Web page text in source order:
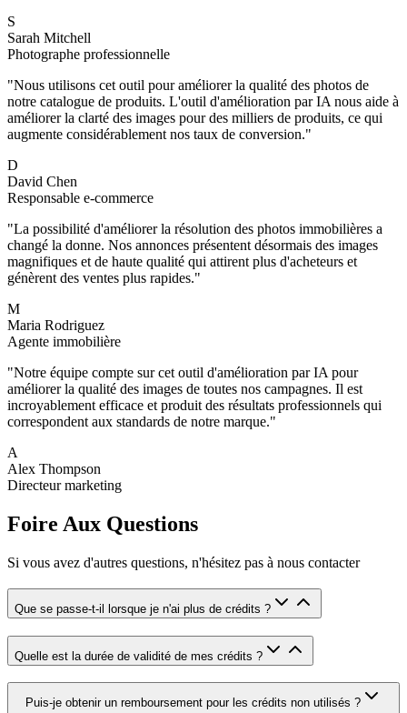
S
Sarah Mitchell
Photographe professionnelle
"Nous utilisons cet outil pour améliorer la qualité des photos de
notre catalogue de produits. L'outil d'amélioration par IA nous aide à
améliorer la clarté des images pour des milliers de produits, ce qui
augmente considérablement nos taux de conversion."
D
David Chen
Responsable e-commerce
"La possibilité d'améliorer la résolution des photos immobilières a
changé la donne. Nos annonces présentent désormais des images
magnifiques et de haute qualité qui attirent plus d'acheteurs et
génèrent des ventes plus rapides."
M
Maria Rodriguez
Agente immobilière
"Notre équipe compte sur cet outil d'amélioration par IA pour
améliorer la qualité des images de toutes nos campagnes. Il est
incroyablement efficace et produit des résultats professionnels qui
correspondent aux standards de notre marque."
A
Alex Thompson
Directeur marketing
Foire Aux Questions
Si vous avez d'autres questions, n'hésitez pas à nous contacter
Que se passe-t-il lorsque je n'ai plus de crédits ?
Quelle est la durée de validité de mes crédits ?
Puis-je obtenir un remboursement pour les crédits non utilisés ?